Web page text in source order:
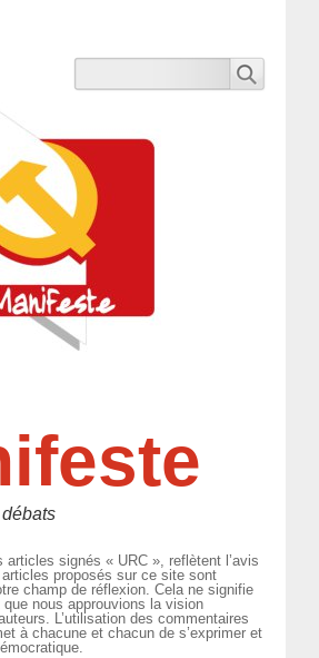
articles signés « URC », reflètent l’avis
articles proposés sur ce site sont
champ de réflexion. Cela ne signifie
nous approuvions la vision
L’utilisation des commentaires
à chacune et chacun de s’exprimer et